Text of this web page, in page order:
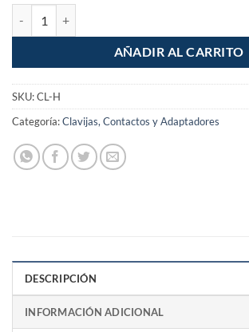
AÑADIR AL CARRITO
SKU:CL-H
Categoría:Clavijas, Contactos y Adaptadores
DESCRIPCIÓN
INFORMACIÓN ADICIONAL